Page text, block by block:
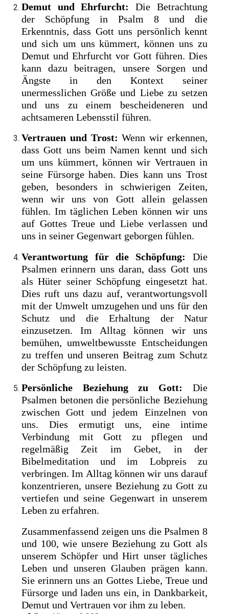
Demut und Ehrfurcht:
Die Betrachtung
der Schöpfung in Psalm 8 und die
Erkenntnis, dass Gott uns persönlich kennt
und sich um uns kümmert, können uns zu
Demut und Ehrfurcht vor Gott führen. Dies
kann dazu beitragen, unsere Sorgen und
Ängste in den Kontext seiner
unermesslichen Größe und Liebe zu setzen
und uns zu einem bescheideneren und
achtsameren Lebensstil führen.
Vertrauen und Trost: Wenn wir erkennen,
dass Gott uns beim Namen kennt und sich
um uns kümmert, können wir Vertrauen in
seine Fürsorge haben. Dies kann uns Trost
geben, besonders in schwierigen Zeiten,
wenn wir uns von Gott allein gelassen
fühlen. Im täglichen Leben können wir uns
auf Gottes Treue und Liebe verlassen und
uns in seiner Gegenwart geborgen fühlen.
Verantwortung für die Schöpfung:
Die
Psalmen erinnern uns daran, dass Gott uns
als Hüter seiner Schöpfung eingesetzt hat.
Dies ruft uns dazu auf, verantwortungsvoll
mit der Umwelt umzugehen und uns für den
Schutz und die Erhaltung der Natur
einzusetzen. Im Alltag können wir uns
bemühen, umweltbewusste Entscheidungen
zu treffen und unseren Beitrag zum Schutz
der Schöpfung zu leisten.
Persönliche Beziehung zu Gott: Die
Psalmen betonen die persönliche Beziehung
zwischen Gott und jedem Einzelnen von
uns. Dies ermutigt uns, eine intime
Verbindung mit Gott zu pflegen und
regelmäßig Zeit im Gebet, in der
Bibelmeditation und im Lobpreis zu
verbringen. Im Alltag können wir uns darauf
konzentrieren, unsere Beziehung zu Gott zu
vertiefen und seine Gegenwart in unserem
Leben zu erfahren.
Zusammenfassend zeigen uns die Psalmen 8
und 100, wie unsere Beziehung zu Gott als
unserem Schöpfer und Hirt unser tägliches
Leben und unseren Glauben prägen kann.
Sie erinnern uns an Gottes Liebe, Treue und
Fürsorge und laden uns ein, in Dankbarkeit,
Demut und Vertrauen vor ihm zu leben.